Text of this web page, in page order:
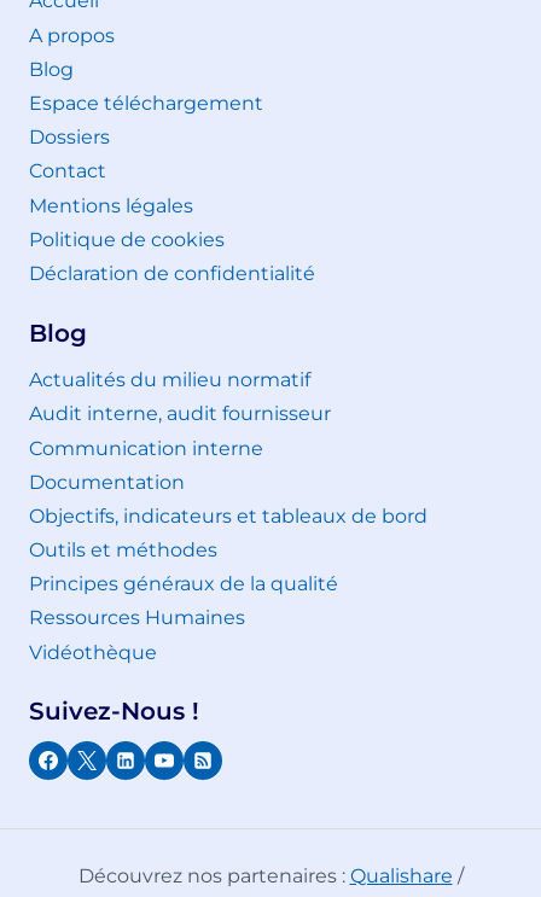
A propos
Blog
Espace téléchargement
Dossiers
Contact
Mentions légales
Politique de cookies
Déclaration de confidentialité
Blog
Actualités du milieu normatif
Audit interne, audit fournisseur
Communication interne
Documentation
Objectifs, indicateurs et tableaux de bord
Outils et méthodes
Principes généraux de la qualité
Ressources Humaines
Vidéothèque
Suivez-Nous !
Découvrez nos partenaires : Qualishare /